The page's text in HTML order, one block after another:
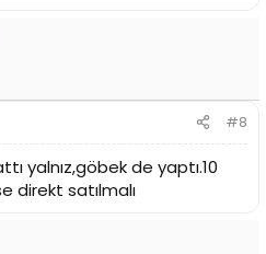
#8
yalnız,göbek de yaptı.10
direkt satılmalı